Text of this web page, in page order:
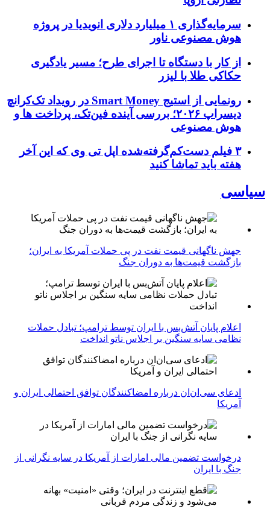
سرمایه‌گذاری ۱ میلیارد دلاری انویدیا در پروژه
هوش مصنوعی ناور
از کار با دستگاه تا اجرای طرح؛ مسیر یادگیری
حکاکی طلا با لیزر
رونمایی از استیج Smart Money در رویداد تک‌کرانچ
دیسراپ ۲۰۲۶؛ بررسی آینده فین‌تک، پرداخت‌ ها و
هوش مصنوعی
۳ فیلم دست‌کم‌گرفته‌شده اپل تی وی که این آخر
هفته باید تماشا کنید
سیاسی
جهش ناگهانی قیمت نفت در پی حملات آمریکا به ایران؛
بازگشت قیمت‌ها به دوران جنگ
اعلام پایان آتش‌بس با ایران توسط ترامپ؛ تبادل حملات
نظامی سایه سنگین بر اجلاس ناتو انداخت
ادعای سی‌ان‌ان درباره امضاکنندگان توافق احتمالی ایران و
آمریکا
درخواست تضمین مالی امارات از آمریکا در سایه نگرانی از
جنگ با ایران